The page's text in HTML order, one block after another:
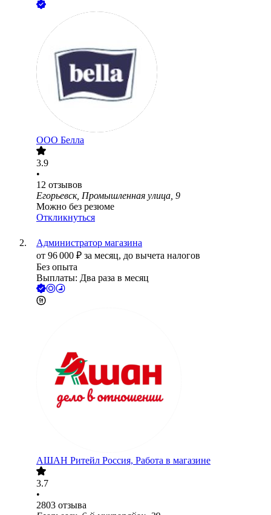
ООО Белла
3.9
•
12 отзывов
Егорьевск, Промышленная улица, 9
Можно без резюме
Откликнуться
Администратор магазина
от 96 000 ₽ за месяц, до вычета налогов
Без опыта
Выплаты: Два раза в месяц
АШАН Ритейл Россия, Работа в магазине
3.7
•
2803 отзыва